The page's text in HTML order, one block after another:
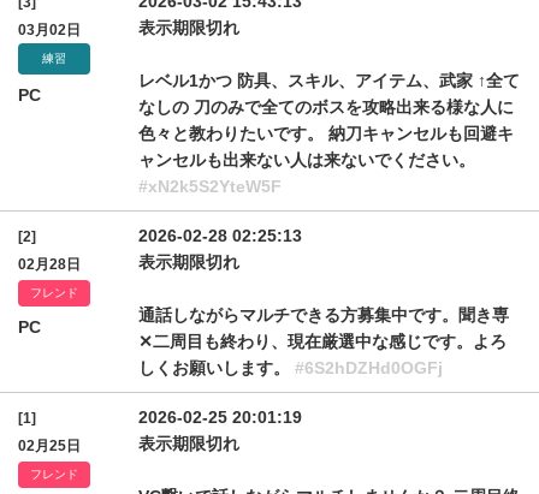
03月02日
練習
PC
表示期限切れ
レベル1かつ 防具、スキル、アイテム、武家 ↑全て
なしの 刀のみで全てのボスを攻略出来る様な人に
色々と教わりたいです。 納刀キャンセルも回避キ
ャンセルも出来ない人は来ないでください。
#xN2k5S2YteW5F
[2]
02月28日
フレンド
PC
2026-02-28 02:25:13
表示期限切れ
通話しながらマルチできる方募集中です。聞き専
✕二周目も終わり、現在厳選中な感じです。よろ
しくお願いします。 #6S2hDZHd0OGFj
[1]
02月25日
フレンド
2026-02-25 20:01:19
表示期限切れ